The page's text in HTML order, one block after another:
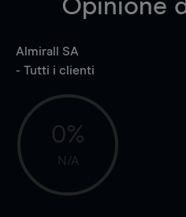
Opinione
Almirall SA
- Tutti i clienti
0%
N/A